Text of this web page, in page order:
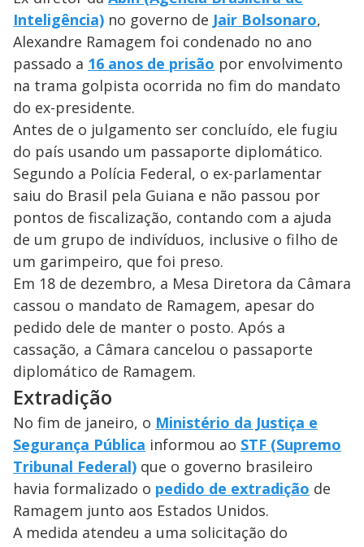
Inteligência) no governo de Jair Bolsonaro,
Alexandre Ramagem foi condenado no ano
passado a 16 anos de prisão por envolvimento
na trama golpista ocorrida no fim do mandato
do ex-presidente.
Antes de o julgamento ser concluído, ele fugiu
do país usando um passaporte diplomático.
Segundo a Polícia Federal, o ex-parlamentar
saiu do Brasil pela Guiana e não passou por
pontos de fiscalização, contando com a ajuda
de um grupo de indivíduos, inclusive o filho de
um garimpeiro, que foi preso.
Em 18 de dezembro, a Mesa Diretora da Câmara
cassou o mandato de Ramagem, apesar do
pedido dele de manter o posto. Após a
cassação, a Câmara cancelou o passaporte
diplomático de Ramagem.
Extradição
No fim de janeiro, o Ministério da Justiça e
Segurança Pública informou ao STF (Supremo
Tribunal Federal) que o governo brasileiro
havia formalizado o pedido de extradição de
Ramagem junto aos Estados Unidos.
A medida atendeu a uma solicitação do